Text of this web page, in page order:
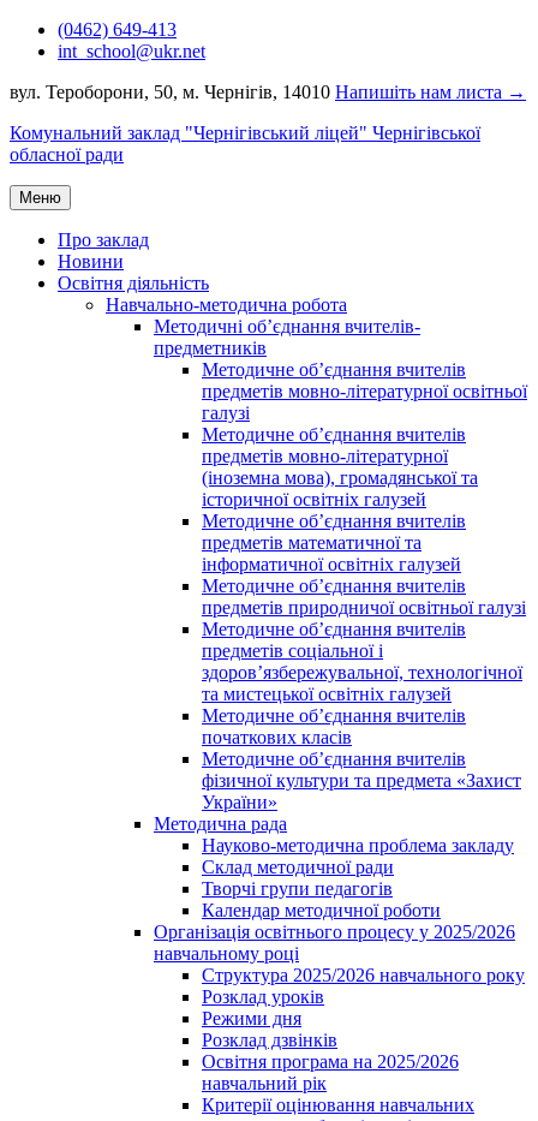
Перейти(0462) 649-413
int_school@ukr.net
вул. Тероборони, 50, м. Чернігів, 14010 Напишіть нам листа →
Комунальний заклад "Чернігівський ліцей" Чернігівської
обласної ради
Меню
Про заклад
Новини
Освітня діяльність
Навчально-методична робота
Методичні об’єднання вчителів-
предметників
Методичне об’єднання вчителів
предметів мовно-літературної освітньої
галузі
Методичне об’єднання вчителів
предметів мовно-літературної
(іноземна мова), громадянської та
історичної освітніх галузей
Методичне об’єднання вчителів
предметів математичної та
інформатичної освітніх галузей
Методичне об’єднання вчителів
предметів природничої освітньої галузі
Методичне об’єднання вчителів
предметів соціальної і
здоров’язбережувальної, технологічної
та мистецької освітніх галузей
Методичне об’єднання вчителів
початкових класів
Методичне об’єднання вчителів
фізичної культури та предмета «Захист
України»
Методична рада
Науково-методична проблема закладу
Склад методичної ради
Творчі групи педагогів
Календар методичної роботи
Організація освітнього процесу у 2025/2026
навчальному році
Структура 2025/2026 навчального року
Розклад уроків
Режими дня
Розклад дзвінків
Освітня програма на 2025/2026
навчальний рік
Критерії оцінювання навчальних